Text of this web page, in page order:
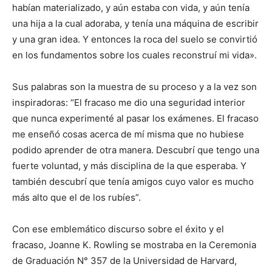
habían materializado, y aún estaba con vida, y aún tenía
una hija a la cual adoraba, y tenía una máquina de escribir
y una gran idea. Y entonces la roca del suelo se convirtió
en los fundamentos sobre los cuales reconstruí mi vida».
Sus palabras son la muestra de su proceso y a la vez son
inspiradoras: “El fracaso me dio una seguridad interior
que nunca experimenté al pasar los exámenes. El fracaso
me enseñó cosas acerca de mí misma que no hubiese
podido aprender de otra manera. Descubrí que tengo una
fuerte voluntad, y más disciplina de la que esperaba. Y
también descubrí que tenía amigos cuyo valor es mucho
más alto que el de los rubíes”.
Con ese emblemático discurso sobre el éxito y el
fracaso, Joanne K. Rowling se mostraba en la Ceremonia
de Graduación N° 357 de la Universidad de Harvard,